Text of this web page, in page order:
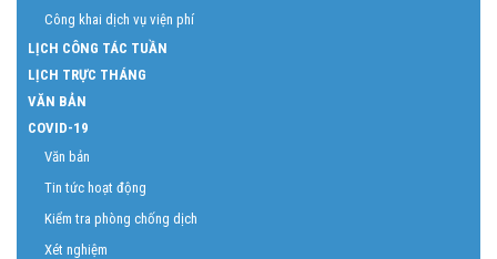
Công khai dịch vụ viện phí
LỊCH CÔNG TÁC TUẦN
LỊCH TRỰC THÁNG
VĂN BẢN
COVID-19
Văn bản
Tin tức hoạt động
Kiểm tra phòng chống dịch
Xét nghiệm